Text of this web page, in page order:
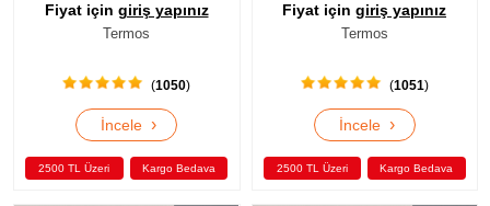
Fiyat için giriş yapınız
Termos
(1050)
İncele ›
2500 TL Üzeri Kargo Bedava
Fiyat için giriş yapınız
Termos
(1051)
İncele ›
2500 TL Üzeri Kargo Bedava